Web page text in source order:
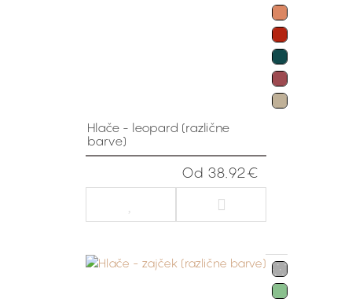
Hlače - leopard (različne
barve)
Od 38.92€